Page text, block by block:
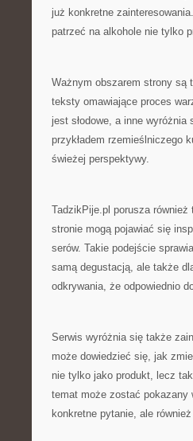
już konkretne
patrzeć na alkohole nie tylko
Ważnym obszarem strony są
teksty omawiające proces
jest słodowe, a inne
przykładem rzemieślniczego
świeżej perspektywy.
TadzikPije.pl porusza
stronie mogą pojawiać się
serów. Takie podejście
samą degustacją, ale także
odkrywania, że odpowiednio
Serwis wyróżnia się także
może dowiedzieć się, jak
nie tylko jako produkt, lecz
temat może zostać pokazany
konkretne pytanie, ale